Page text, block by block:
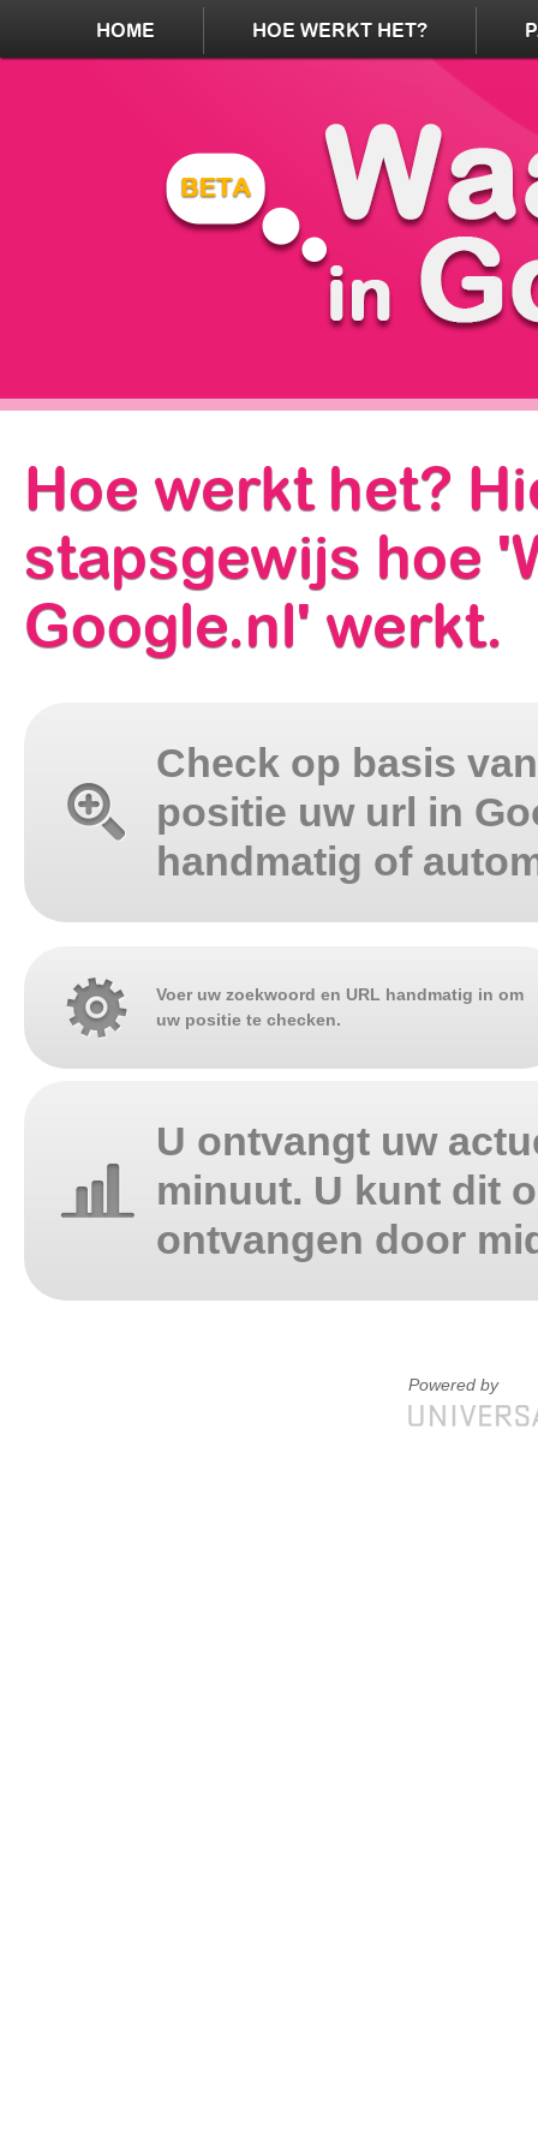
HOME HOE WERKT HET?
Hoe werkt het?
stapsgewijs hoe
Google.nl' werkt.
Check op basis
positie uw url in
handmatig of
Voer uw zoekwoord en URL handmatig in om
uw positie te checken.
U ontvangt uw
minuut. U kunt dit
ontvangen door
Powered by